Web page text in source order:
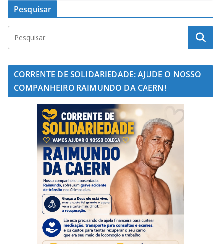
Pesquisar
CORRENTE DE SOLIDARIEDADE: AJUDE O NOSSO
COMPANHEIRO RAIMUNDO DA CAERN!